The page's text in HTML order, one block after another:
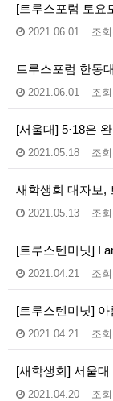
[트루스포럼 토요
2021.06.01 조
트루스포럼 한동
2021.06.01 조
[서울대] 5·18은
2021.05.18 조
새학생회 대자보,
2021.05.13 조
[트루스텐미닛] I
2021.04.21 조
[트루스텐미닛]
2021.04.21 조
[새학생회] 서울
2021.04.20 조